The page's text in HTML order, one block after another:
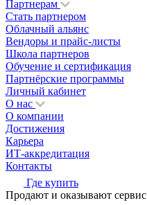
Партнерам
Стать партнером
Облачный альянс
Вендоры и прайс-листы
Школа партнеров
Обучение и сертификация
Партнёрские программы
Личный кабинет
О нас
О компании
Достижения
Карьера
ИТ-аккредитация
Контакты
Где купить
Продают и оказывают сервис